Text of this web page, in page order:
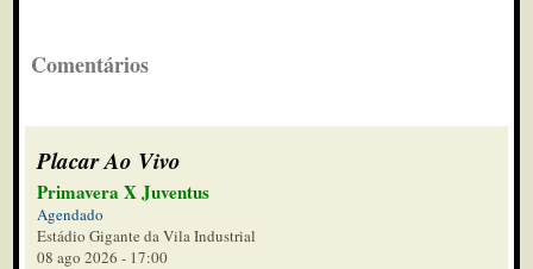
Comentários
Placar Ao Vivo
Primavera X Juventus
Agendado
Estádio Gigante da Vila Industrial
08 ago 2026 - 17:00